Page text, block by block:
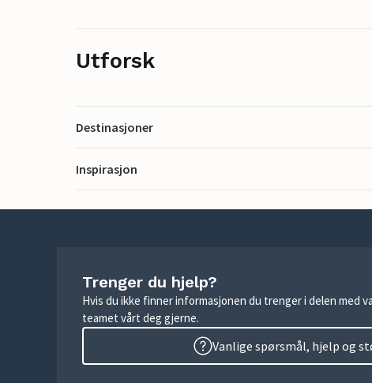
Utforsk
Destinasjoner
Inspirasjon
Trenger du hjelp?
Hvis du ikke finner informasjonen du trenger i delen med
teamet vårt deg gjerne.
Vanlige spørsmål, hjelp og